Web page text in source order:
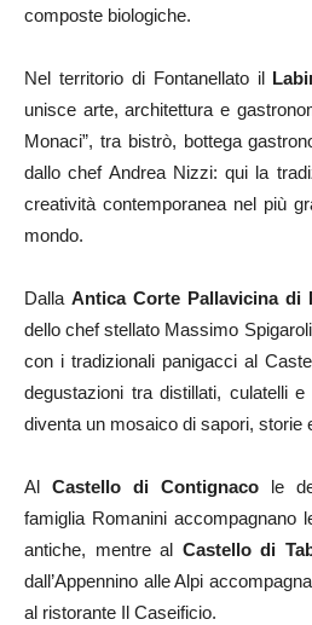
composte biologiche.
Nel territorio di Fontanellato il
unisce arte, architettura e
Monaci”, tra bistrò, bottega
dallo chef Andrea Nizzi: qui la
creatività contemporanea nel più
mondo.
Dalla Antica Corte Pallavicina di
dello chef stellato Massimo
con i tradizionali panigacci al
degustazioni tra distillati, culatelli
diventa un mosaico di sapori, storie
Al Castello di Contignaco le
famiglia Romanini accompagnano
antiche, mentre al Castello di
dall’Appennino alle Alpi
al ristorante Il Caseificio.